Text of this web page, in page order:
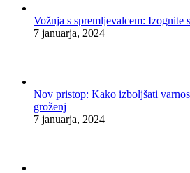
Vožnja s spremljevalcem: Izognite
7 januarja, 2024
Nov pristop: Kako izboljšati
groženj
7 januarja, 2024